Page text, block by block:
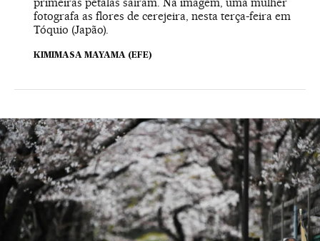
fotografa as flores de cerejeira, nesta terça-feira em
Tóquio (Japão).
KIMIMASA MAYAMA (EFE)